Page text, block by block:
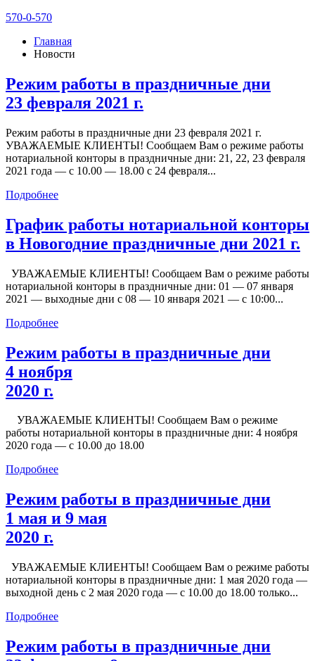
570-0-570
Главная
Новости
Режим работы в праздничные дни
23 февраля 2021 г.
Режим работы в праздничные дни 23 февраля 2021 г.
УВАЖАЕМЫЕ КЛИЕНТЫ! Сообщаем Вам о режиме работы
нотариальной конторы в праздничные дни: 21, 22, 23 февраля
2021 года — с 10.00 — 18.00 с 24 февраля...
Подробнее
График работы нотариальной конторы
в Новогодние праздничные дни 2021 г.
УВАЖАЕМЫЕ КЛИЕНТЫ! Сообщаем Вам о режиме работы
нотариальной конторы в праздничные дни: 01 — 07 января
2021 — выходные дни с 08 — 10 января 2021 — с 10:00...
Подробнее
Режим работы в праздничные дни
4 ноября
2020 г.
УВАЖАЕМЫЕ КЛИЕНТЫ! Сообщаем Вам о режиме
работы нотариальной конторы в праздничные дни: 4 ноября
2020 года — с 10.00 до 18.00
Подробнее
Режим работы в праздничные дни
1 мая и 9 мая
2020 г.
УВАЖАЕМЫЕ КЛИЕНТЫ! Сообщаем Вам о режиме работы
нотариальной конторы в праздничные дни: 1 мая 2020 года —
выходной день с 2 мая 2020 года — с 10.00 до 18.00 только...
Подробнее
Режим работы в праздничные дни